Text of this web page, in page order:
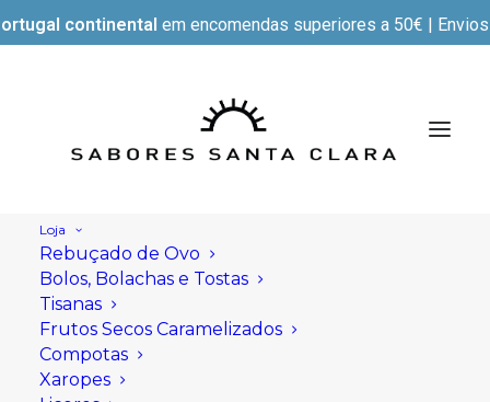
continental em encomendas superiores a 50€ |
Loja
Rebuçado de Ovo
Bolos, Bolachas e Tostas
Tisanas
Frutos Secos Caramelizados
Compotas
Xaropes